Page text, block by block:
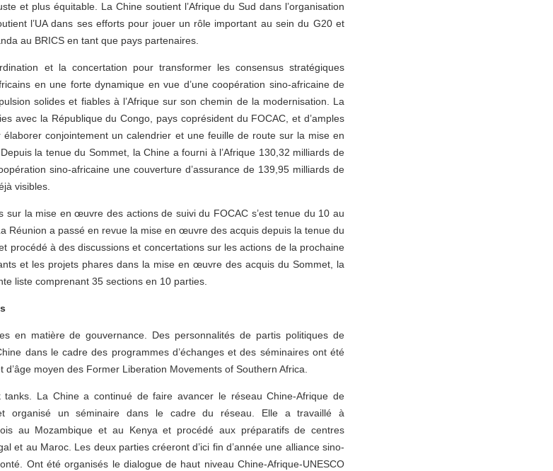
et plus équitable. La Chine soutient l’Afrique du Sud dans l’organisation
l’UA dans ses efforts pour jouer un rôle important au sein du G20 et
au BRICS en tant que pays partenaires.
et la concertation pour transformer les consensus stratégiques
en une forte dynamique en vue d’une coopération sino-africaine de
solides et fiables à l’Afrique sur son chemin de la modernisation. La
avec la République du Congo, pays coprésident du FOCAC, et d’amples
conjointement un calendrier et une feuille de route sur la mise en
la tenue du Sommet, la Chine a fourni à l’Afrique 130,32 milliards de
sino-africaine une couverture d’assurance de 139,95 milliards de
visibles.
sur la mise en œuvre des actions de suivi du FOCAC s’est tenue du 10 au
Réunion a passé en revue la mise en œuvre des acquis depuis la tenue du
procédé à des discussions et concertations sur les actions de la prochaine
et les projets phares dans la mise en œuvre des acquis du Sommet, la
liste comprenant 35 sections en 10 parties.
en matière de gouvernance. Des personnalités de partis politiques de
dans le cadre des programmes d’échanges et des séminaires ont été
moyen des Former Liberation Movements of Southern Africa.
La Chine a continué de faire avancer le réseau Chine-Afrique de
organisé un séminaire dans le cadre du réseau. Elle a travaillé à
au Mozambique et au Kenya et procédé aux préparatifs de centres
et au Maroc. Les deux parties créeront d’ici fin d’année une alliance sino-
Ont été organisés le dialogue de haut niveau Chine-Afrique-UNESCO